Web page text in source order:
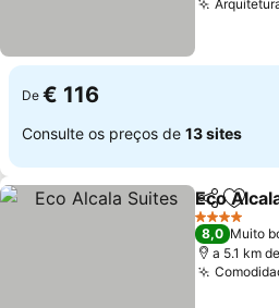
De € 116
Consulte os preços de 13 sites
Partilhar
Eco
4 Estrelas
8,0 Muito
a 5.1 km